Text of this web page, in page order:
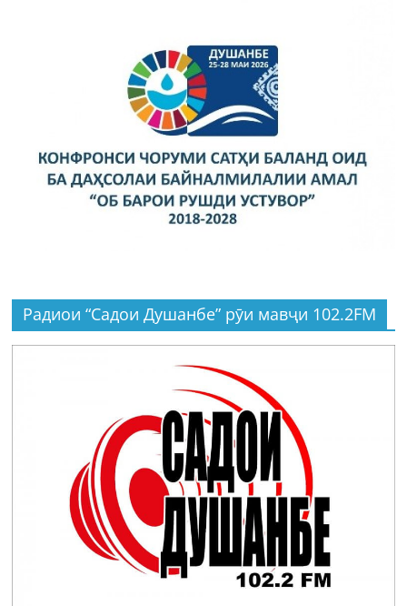
Радиои “Садои Душанбе” рӯи мавҷи 102.2FM